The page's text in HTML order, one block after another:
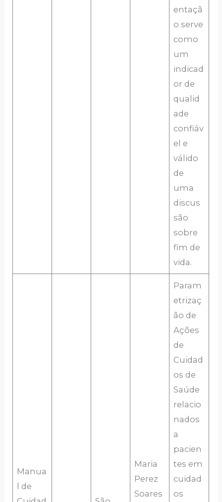
entaçã
o serve
como
um
indicad
or de
qualid
ade
confiáv
el e
válido
de
uma
discus
são
sobre
fim de
vida.
Manua
l de
Maria
Perez
Soares
Param
etrizaç
ão de
Ações
de
Cuidad
os de
Saúde
relacio
nados
a
pacien
tes em
cuidad
os